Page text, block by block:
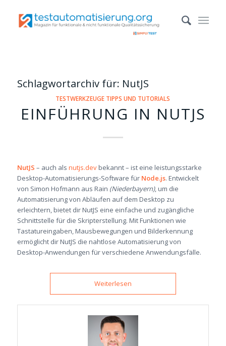
Schlagwortarchiv für: NutJS
TESTWERKZEUGE TIPPS UND TUTORIALS
EINFÜHRUNG IN NUTJS
NutJS – auch als nutjs.devbekannt – ist eine leistungsstarke
Desktop-Automatisierungs-Software für Node.js. Entwickelt
von Simon Hofmann aus Rain (Niederbayern), um die
Automatisierung von Abläufen auf dem Desktop zu
erleichtern, bietet dir NutJS eine einfache und zugängliche
Schnittstelle für die Skripterstellung. Mit Funktionen wie
Tastatureingaben, Mausbewegungen und Bilderkennung
ermöglicht dir NutJS die nahtlose Automatisierung von
Desktop-Anwendungen für verschiedene Anwendungsfälle.
Weiterlesen